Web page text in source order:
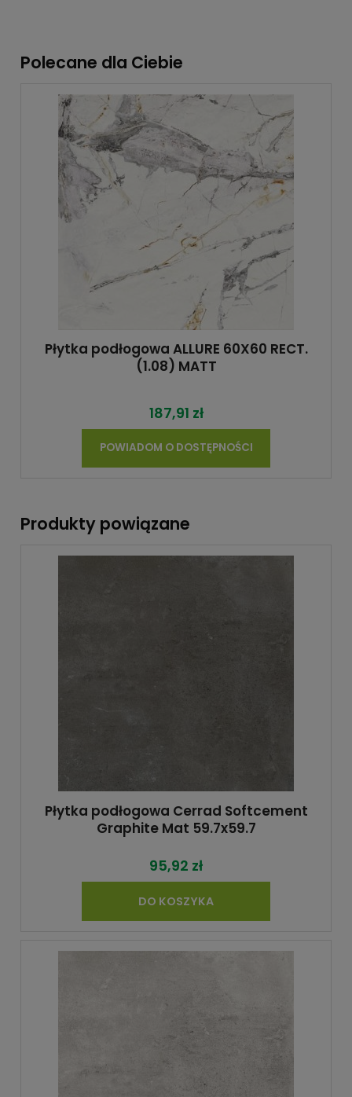
Polecane dla Ciebie
Płytka podłogowa ALLURE 60X60 RECT.
(1.08) MATT
187,91 zł
POWIADOM O DOSTĘPNOŚCI
Produkty powiązane
Płytka podłogowa Cerrad Softcement
Graphite Mat 59.7x59.7
95,92 zł
DO KOSZYKA